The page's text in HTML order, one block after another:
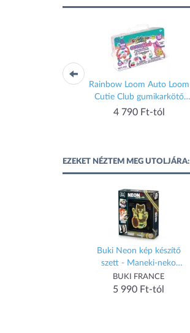
vegan fürdõ szett
Rainbow Loom Auto Loom
Cutie Club gumikarkötő
készítő szett
4 790 Ft-tól
EZEKET NÉZTEM MEG UTOLJÁRA:
Buki Neon kép készítő
szett - Maneki-neko
integető, szerncsehozó
macska
BUKI FRANCE
5 990 Ft-tól